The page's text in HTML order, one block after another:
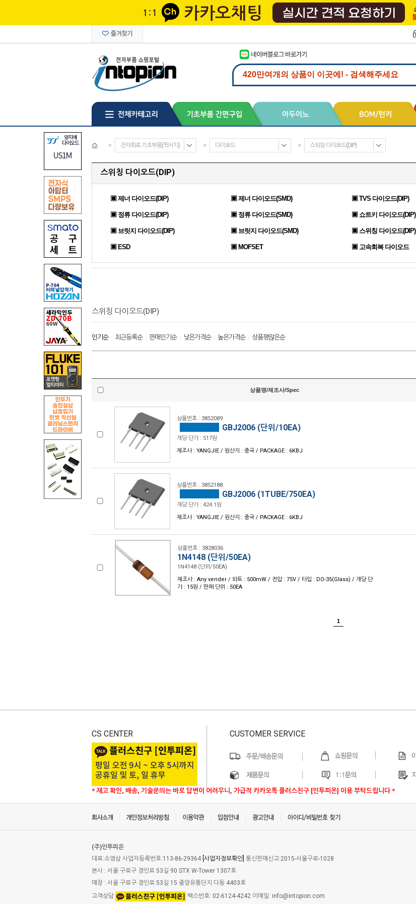
> 전자회로 기초부품(퀵서치) > 다이오드 > 스위칭 다이오드(DIP)
스위칭 다이오드(DIP)
▣ 제너 다이오드(DIP) ▣ 제너 다이오드(SMD) ▣ TVS 다이오드(DIP)
▣ 정류 다이오드(DIP) ▣ 정류 다이오드(SMD) ▣ 쇼트키 다이오드(DIP)
▣ 브릿지 다이오드(DIP) ▣ 브릿지 다이오드(SMD) ▣ 스위칭 다이오드(DIP)
▣ ESD ▣ MOFSET ▣ 고속회복 다이오드
스위칭 다이오드(DIP)
인기순| 최근등록순| 판매인기순| 낮은가격순| 높은가격순| 상품평많은순
상품명/제조사/Spec
상품번호 : 3852089
GBJ2006 (단위/10EA)
개당 단가 : 517원
제조사 : YANGJIE / 원산지 : 중국 / PACKAGE : 6KBJ
상품번호 : 3852188
GBJ2006 (1TUBE/750EA)
개당 단가 : 424.1원
제조사 : YANGJIE / 원산지 : 중국 / PACKAGE : 6KBJ
상품번호 : 3828036
1N4148 (단위/50EA)
1N4148 (단위/50EA)
제조사 : Any vender / 와트 : 500mW / 전압 : 75V / 타입 : DO-35(Glass) / 개당 단
가 : 15원 / 판매 단위 : 50EA
1
CS CENTER
* 재고 확인, 배송, 기술문의는 바로 답변이 어려우니, 가급적 카카오톡 플러스친구 [인투피온] 이용 부탁드립니다 *
CUSTOMER SERVICE
(주)인투피온
대표:소영삼 사업자등록번호:113-86-29364 [사업자정보확인] 통신판매신고:2015-서울구로-1028
본사 : 서울 구로구 경인로 53길 90 STX W-Tower 1307호
매장 : 서울 구로구 경인로 53길 15 중앙유통단지 다동 4403호
고객상담
팩스번호: 02-6124-4242 이메일: info@intopion.com